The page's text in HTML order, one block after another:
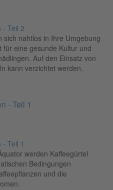
sich nahtlos in Ihre Umgebung
eine gesunde Kultur und
Auf den Einsatz von
kann verzichtet werden.
- Teil 1
werden Kaffeegürtel
Bedingungen
und die